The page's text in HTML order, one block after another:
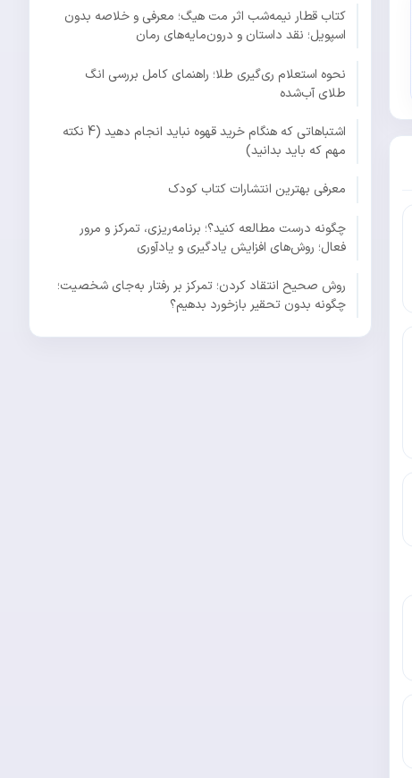
کتاب قطار نیمه‌شب اثر مت هیگ؛ معرفی و خلاصه بدون
اسپویل؛ نقد داستان و درون‌مایه‌های رمان
نحوه استعلام ری‌گیری طلا؛ راهنمای کامل بررسی انگ
طلای آب‌شده
اشتباهاتی که هنگام خرید قهوه نباید انجام دهید (4 نکته
مهم که باید بدانید)
معرفی بهترین انتشارات کتاب کودک
چگونه درست مطالعه کنید؟؛ برنامه‌ریزی، تمرکز و مرور
فعال؛ روش‌های افزایش یادگیری و یادآوری
روش صحیح انتقاد کردن؛ تمرکز بر رفتار به‌جای شخصیت؛
چگونه بدون تحقیر بازخورد بدهیم؟